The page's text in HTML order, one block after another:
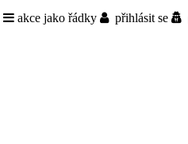
akce jako řádky přihlásit se